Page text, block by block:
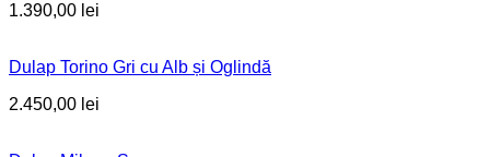
1.390,00 lei
Dulap Torino Gri cu Alb și Oglindă
2.450,00 lei